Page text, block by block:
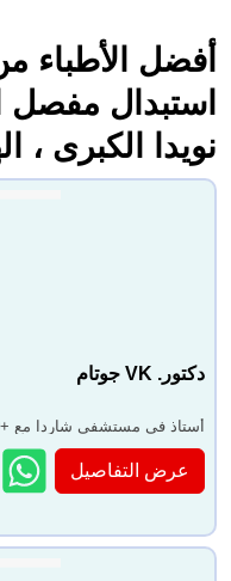
أفضل الأطباء
استبدال مفصل
نويدا الكبرى ،
دكتور. VK جوتام
أستاذ في مستشفى شاردا مع +30 سنوات من الخبرة
عرض التفاصيل